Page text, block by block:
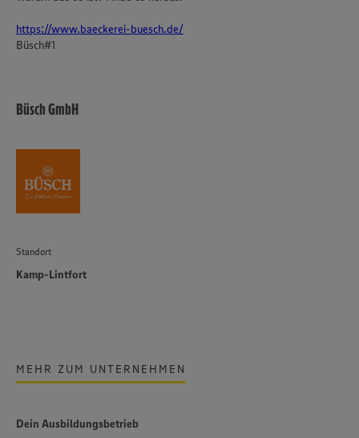
https://www.baeckerei-buesch.de/
Büsch#1
Büsch GmbH
Standort
Kamp-Lintfort
MEHR ZUM UNTERNEHMEN
Dein Ausbildungsbetrieb